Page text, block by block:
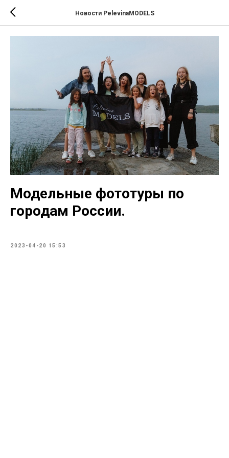
Новости PelevinaMODELS
Модельные фототуры по
городам России.
2023-04-20 15:53